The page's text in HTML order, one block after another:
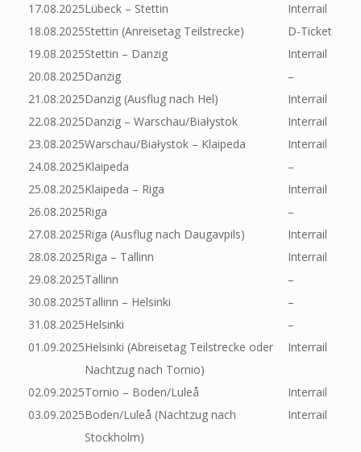
17.08.2025Lübeck – Stettin
Interrail
18.08.2025Stettin (Anreisetag Teilstrecke)
D-Ticket
19.08.2025Stettin – Danzig
Interrail
20.08.2025Danzig
–
21.08.2025Danzig (Ausflug nach Hel)
Interrail
22.08.2025Danzig – Warschau/Białystok
Interrail
23.08.2025Warschau/Białystok – Klaipeda
Interrail
24.08.2025Klaipeda
–
25.08.2025Klaipeda – Riga
Interrail
26.08.2025Riga
–
27.08.2025Riga (Ausflug nach Daugavpils)
Interrail
28.08.2025Riga – Tallinn
Interrail
29.08.2025Tallinn
–
30.08.2025Tallinn – Helsinki
–
31.08.2025Helsinki
–
01.09.2025Helsinki (Abreisetag Teilstrecke oder
Nachtzug nach Tornio)
Interrail
02.09.2025Tornio – Boden/Luleå
Interrail
03.09.2025Boden/Luleå (Nachtzug nach
Stockholm)
Interrail